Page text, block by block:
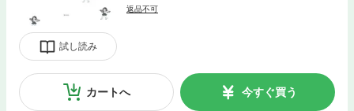
試し読み
返品不可
カートへ 今すぐ買う